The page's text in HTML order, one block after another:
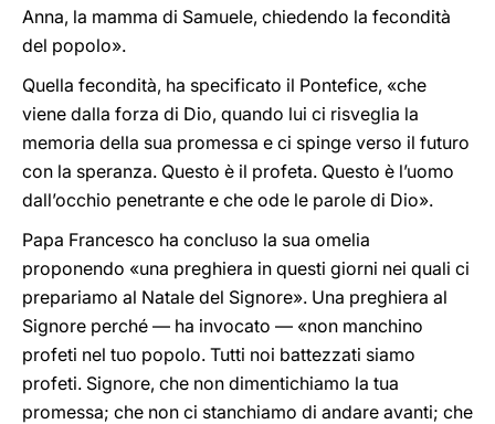
Anna, la mamma di Samuele, chiedendo la fecondità
del popolo».
Quella fecondità, ha specificato il Pontefice, «che
viene dalla forza di Dio, quando lui ci risveglia la
memoria della sua promessa e ci spinge verso il futuro
con la speranza. Questo è il profeta. Questo è l’uomo
dall’occhio penetrante e che ode le parole di Dio».
Papa Francesco ha concluso la sua omelia
proponendo «una preghiera in questi giorni nei quali ci
prepariamo al Natale del Signore». Una preghiera al
Signore perché — ha invocato — «non manchino
profeti nel tuo popolo. Tutti noi battezzati siamo
profeti. Signore, che non dimentichiamo la tua
promessa; che non ci stanchiamo di andare avanti; che